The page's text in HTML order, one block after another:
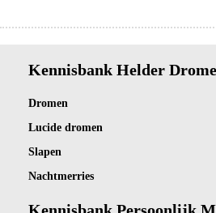
Kennisbank Helder
Dromen
Lucide dromen
Slapen
Nachtmerries